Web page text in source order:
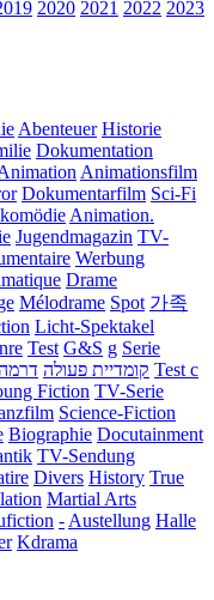
2020 2021 2022 2023
Abenteuer Historie
Dokumentation
Animationsfilm
Dokumentarfilm Sci-Fi
Animation.
Jugendmagazin TV-
Werbung
Drame
Mélodrame Spot 가족
Licht-Spektakel
Test G&S g Serie
קומדיית פעולה Test c
Fiction TV-Serie
Science-Fiction
Biographie Docutainment
TV-Sendung
Divers History True
Martial Arts
-Austellung Halle
Kdrama